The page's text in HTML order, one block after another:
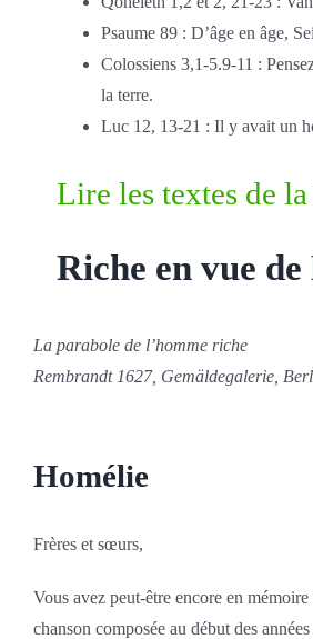
Psaume 89 : D’âge en âge,
Colossiens 3,1-5.9-11 :
la terre.
Luc 12, 13-21 : Il y avait un
Lire les textes de
Riche en vue
La parabole de l’homme riche
Rembrandt 1627, Gemäldegalerie,
Homélie
Frères et sœurs,
Vous avez peut-être encore en mémoire
chanson composée au début des